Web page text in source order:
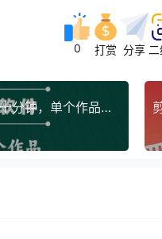
0 打赏 分享
头条全新玩发加持软件搬视频，每天十分钟，单个作品收入200